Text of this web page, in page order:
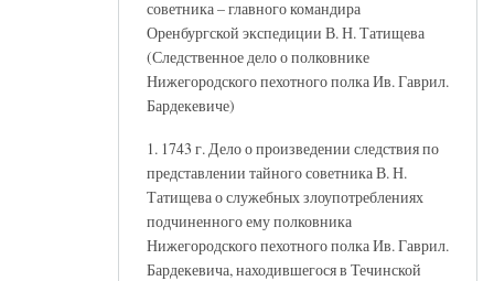
советника – главного командира
Оренбургской экспедиции В. Н. Татищева
(Следственное дело о полковнике
Нижегородского пехотного полка Ив. Гаврил.
Бардекевиче)
1. 1743 г. Дело о произведении следствия по
представлении тайного советника В. Н.
Татищева о служебных злоупотреблениях
подчиненного ему полковника
Нижегородского пехотного полка Ив. Гаврил.
Бардекевича, находившегося в Течинской